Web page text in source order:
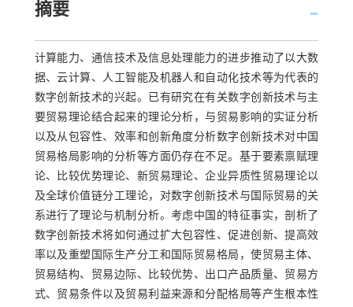
摘要
计算能力、通信技术及信息处理能力的进步推动了以大数
据、云计算、人工智能及机器人和自动化技术等为代表的
数字创新技术的兴起。已有研究在有关数字创新技术与主
要贸易理论结合起来的理论分析，与贸易影响的实证分析
以及从包容性、效率和创新角度分析数字创新技术对中国
贸易格局影响的分析等方面仍存在不足。基于要素禀赋理
论、比较优势理论、新贸易理论、企业异质性贸易理论以
及全球价值链分工理论，对数字创新技术与国际贸易的关
系进行了理论与机制分析。考虑中国的特征事实，剖析了
数字创新技术将如何通过扩大包容性、促进创新、提高效
率以及重塑国际生产分工和国际贸易格局，使贸易主体、
贸易结构、贸易边际、比较优势、出口产品质量、贸易方
式、贸易条件以及贸易利益来源和分配格局等产生根本性